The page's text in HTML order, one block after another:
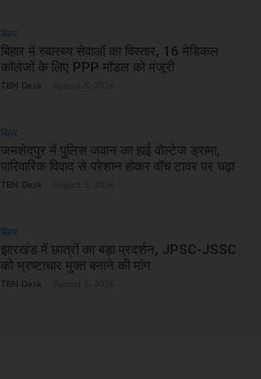
बिहार
बिहार में स्वास्थ्य सेवाओं का विस्तार, 16 मेडिकल
कॉलेजों के लिए PPP मॉडल को मंजूरी
TBN Desk
बिहार
जमशेदपुर में पुलिस जवान का हाई वोल्टेज ड्रामा,
पारिवारिक विवाद से परेशान होकर वॉच टावर पर चढ़ा
TBN Desk
बिहार
झारखंड में छात्रों का बड़ा प्रदर्शन, JPSC-JSSC
को भ्रष्टाचार मुक्त बनाने की मांग
TBN Desk